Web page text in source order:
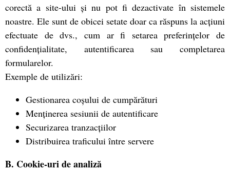
corectă a site-ului și nu pot fi dezactivate în sistemele
noastre. Ele sunt de obicei setate doar ca răspuns la acțiuni
efectuate de dvs., cum ar fi setarea preferințelor de
confidențialitate, autentificarea sau completarea
formularelor.
Exemple de utilizări:
Gestionarea coșului de cumpărături
Menținerea sesiunii de autentificare
Securizarea tranzacțiilor
Distribuirea traficului între servere
B. Cookie-uri de analiză